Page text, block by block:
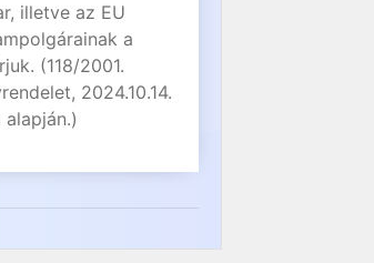
illetve az EU
a
(118/2001.
2024.10.14.